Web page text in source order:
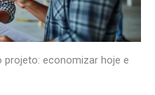
projeto: economizar hoje e